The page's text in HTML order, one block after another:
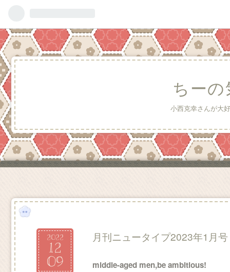
ちー
小西克幸さんが大
2022
12
09
月刊ニュータイプ2023年1月号
middle-aged men,be ambitious!